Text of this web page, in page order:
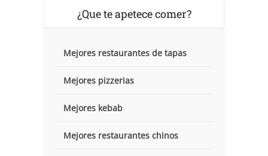
¿Que te apetece comer?
Mejores restaurantes de tapas
Mejores pizzerias
Mejores kebab
Mejores restaurantes chinos